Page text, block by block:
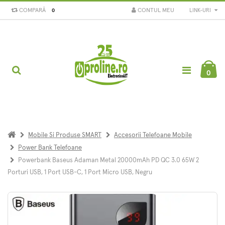
COMPARĂ 0 LINK-URI
CONTUL MEU
0
Mobile Si Produse SMART
Accesorii Telefoane Mobile
Power Bank Telefoane
Powerbank Baseus Adaman Metal 20000mAh PD QC 3.0 65W 2
Porturi USB, 1 Port USB-C, 1 Port Micro USB, Negru